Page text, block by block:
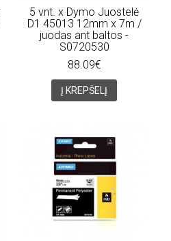
5 vnt. x Dymo Juostelė
D1 45013 12mm x 7m /
juodas ant baltos -
S0720530
88.09€
Į KREPŠELĮ